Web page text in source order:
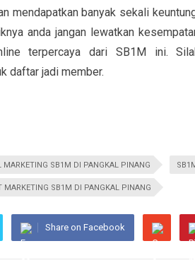
mendapatkan banyak sekali
anda jangan lewatkan
terpercaya dari SB1M ini.
daftar jadi member.
MARKETING SB1M DI PANGKAL PINANG
MARKETING SB1M DI PANGKAL PINANG
Share on Facebook